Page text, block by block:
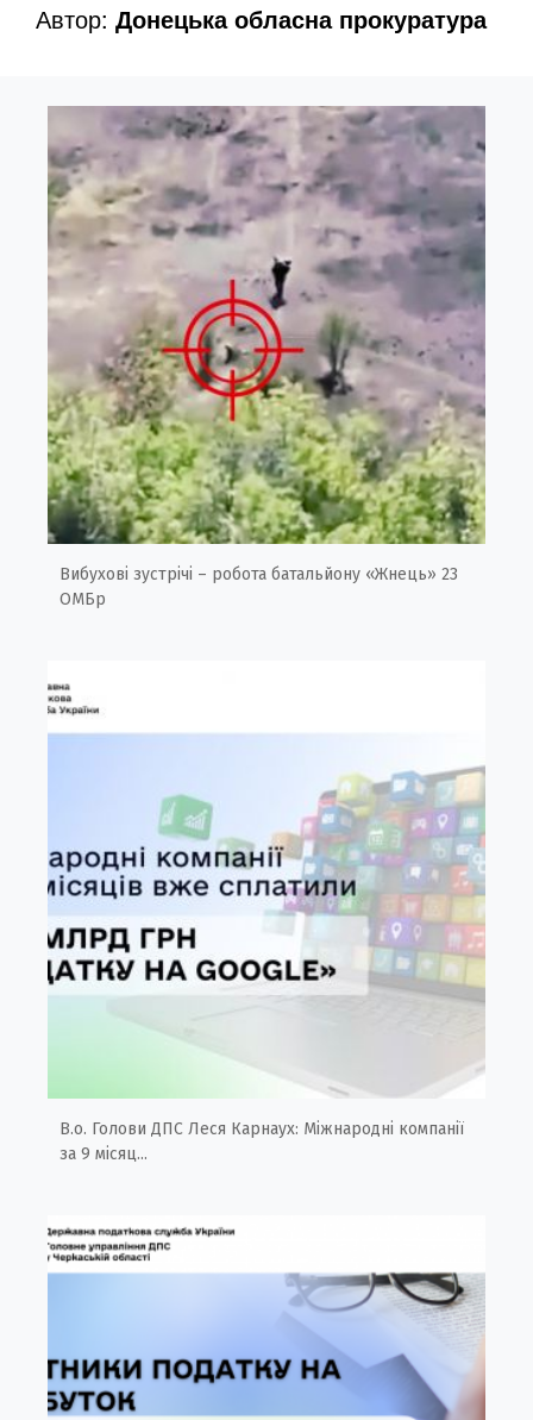
Автор: Донецька обласна прокуратура
Вибухові зустрічі – робота батальйону «Жнець» 23
ОМБр
В.о. Голови ДПС Леся Карнаух: Міжнародні компанії
за 9 місяц...